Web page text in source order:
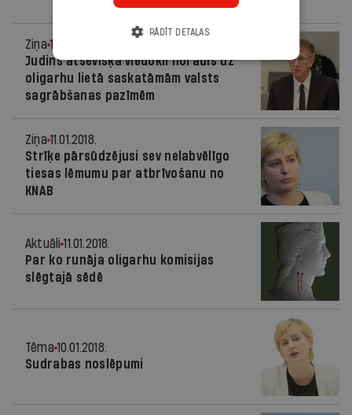
Ziņa 15.01.2018.
Judins atsevišķā viedoklī norādīs uz
oligarhu lietā saskatāmām valsts
sagrābšanas pazīmēm
Ziņa 11.01.2018.
Strīķe pārsūdzējusi sev nelabvēlīgo
tiesas lēmumu par atbrīvošanu no
KNAB
Aktuāli 11.01.2018.
Par ko runāja oligarhu komisijas
slēgtajā sēdē
Tēma 10.01.2018.
Sudrabas noslēpumi
RĀDĪT DETAĻAS